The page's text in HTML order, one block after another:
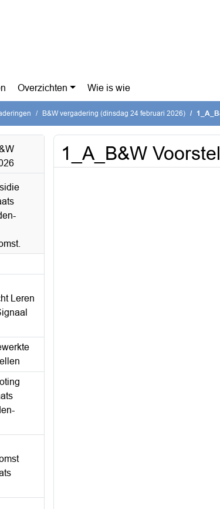
Overzichten Wie is wie
B&W vergadering (dinsdag 24 februari 2026)
Leren
1_A_B&W Voorstel